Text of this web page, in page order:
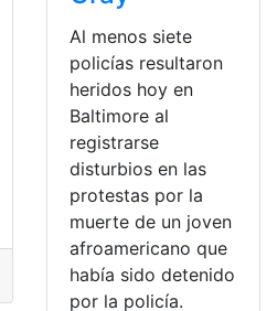
Al menos siete
policías resultaron
heridos hoy en
Baltimore al
registrarse
disturbios en las
protestas por la
muerte de un joven
afroamericano que
había sido detenido
por la policía.